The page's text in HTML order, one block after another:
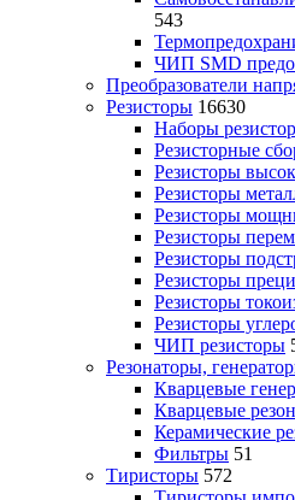
543
ЧИП SMD
Преобразователи
Резисторы 16630
Наборы
Резисторные
Резисторы
Резисторы
Резисторы
Резисторы
Резисторы
Резисторы
Резисторы
Резисторы
ЧИП резисторы
Резонаторы,
Кварцевые
Кварцевые
Керамические
Фильтры 51
Тиристоры 572